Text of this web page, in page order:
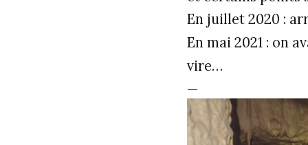
En juillet 2020 :
En mai 2021 : on
vire…
—